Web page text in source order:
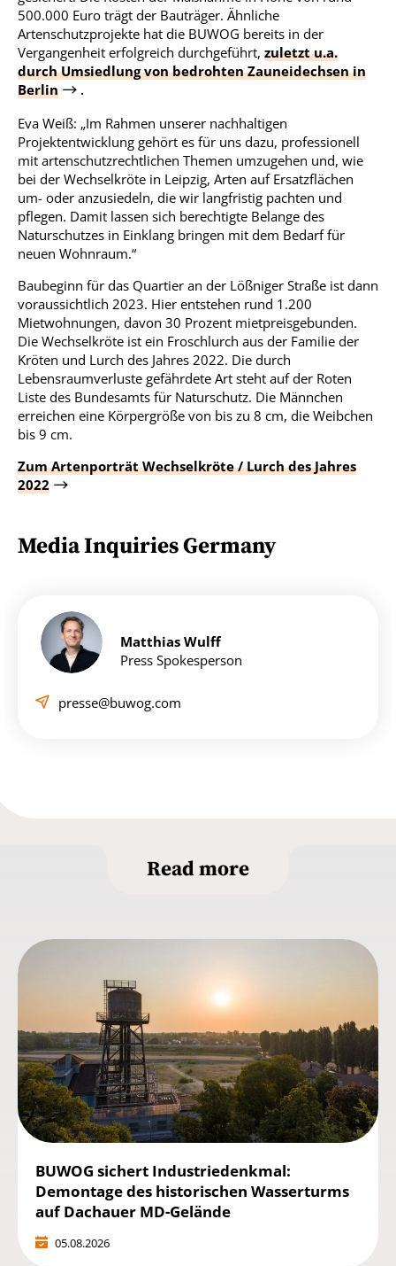
500.000 Euro trägt der Bauträger. Ähnliche
Artenschutzprojekte hat die BUWOG bereits in der
Vergangenheit erfolgreich durchgeführt, zuletzt u.a.
durch Umsiedlung von bedrohten Zauneidechsen in
Berlin
.
Eva Weiß: „Im Rahmen unserer nachhaltigen
Projektentwicklung gehört es für uns dazu, professionell
mit artenschutzrechtlichen Themen umzugehen und, wie
bei der Wechselkröte in Leipzig, Arten auf Ersatzflächen
um- oder anzusiedeln, die wir langfristig pachten und
pflegen. Damit lassen sich berechtigte Belange des
Naturschutzes in Einklang bringen mit dem Bedarf für
neuen Wohnraum.“
Baubeginn für das Quartier an der Lößniger Straße ist dann
voraussichtlich 2023. Hier entstehen rund 1.200
Mietwohnungen, davon 30 Prozent mietpreisgebunden.
Die Wechselkröte ist ein Froschlurch aus der Familie der
Kröten und Lurch des Jahres 2022. Die durch
Lebensraumverluste gefährdete Art steht auf der Roten
Liste des Bundesamts für Naturschutz. Die Männchen
erreichen eine Körpergröße von bis zu 8 cm, die Weibchen
bis 9 cm.
Zum Artenporträt Wechselkröte / Lurch des Jahres
2022
Media Inquiries Germany
Matthias Wulff
Press Spokesperson
presse@buwog.com
Read more
BUWOG sichert Industriedenkmal:
Demontage des historischen Wasserturms
auf Dachauer MD-Gelände
05.08.2026